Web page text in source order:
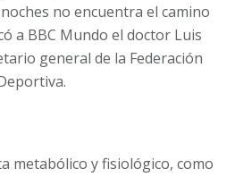
no encuentra el camino
a BBC Mundo el doctor Luis
general de la Federación
metabólico y fisiológico, como